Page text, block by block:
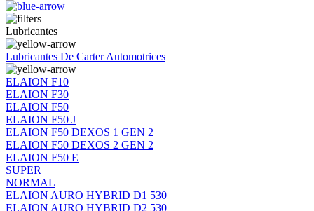
Lubricantes
Lubricantes De Carter Automotrices
ELAION F10
ELAION F30
ELAION F50
ELAION F50 J
ELAION F50 DEXOS 1 GEN 2
ELAION F50 DEXOS 2 GEN 2
ELAION F50 E
SUPER
NORMAL
ELAION AURO HYBRID D1 530
ELAION AURO HYBRID D2 530